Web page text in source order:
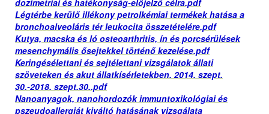
dozimetriai és hatékonyság-előjelző célra.pdf
Légtérbe kerülő illékony petrolkémiai termékek hatása a
bronchoalveoláris tér leukocita összetételére.pdf
Kutya, macska és ló osteoarthritis, ín és porcsérülések
mesenchymális ősejtekkel történő kezelése.pdf
Keringésélettani és sejtélettani vizsgálatok állati
szöveteken és akut állatkísérletekben. 2014. szept.
30.-2018. szept.30..pdf
Nanoanyagok, nanohordozók immuntoxikológiai és
pszeudoallergiát kiváltó hatásának vizsgálata